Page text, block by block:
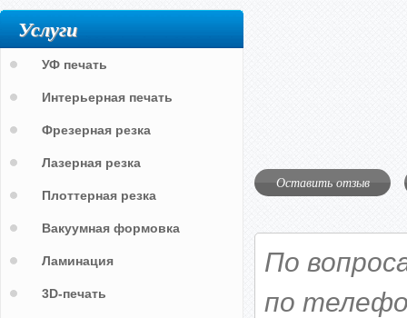
Оставить отзыв
По
по
Услуги
УФ печать
Интерьерная печать
Фрезерная резка
Лазерная резка
Плоттерная резка
Вакуумная формовка
Ламинация
3D-печать